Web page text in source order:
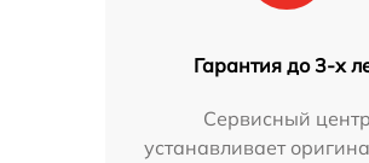
Гарантия до 3-х
Сервисный центр
устанавливает